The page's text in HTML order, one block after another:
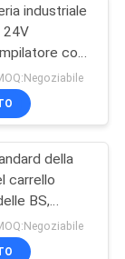
36
industriale
24V
con
LED
della
carrello
BS,
trazione